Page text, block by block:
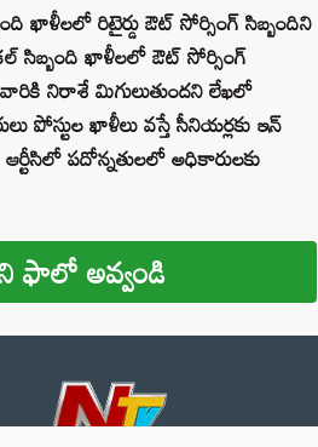
ఖాళీలలో రిటైర్డు ఔట్ సోర్సింగ్ సిబ్బందిని
సిబ్బంది ఖాళీలలో ఔట్ సోర్సింగ్
వారికి నిరాశే మిగులుతుందని లేఖలో
పోస్టుల ఖాళీలు వస్తే సీనియర్లకు ఇన్
పదోన్నతులలో అధికారులకు
ఫాలో అవ్వండి